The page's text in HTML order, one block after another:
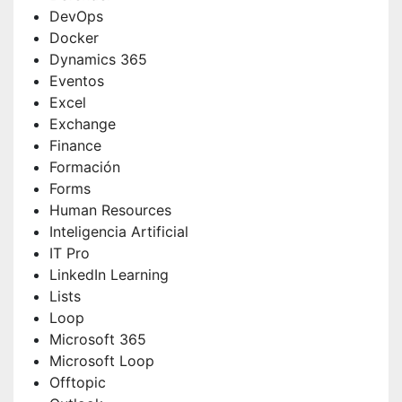
DevOps
Docker
Dynamics 365
Eventos
Excel
Exchange
Finance
Formación
Forms
Human Resources
Inteligencia Artificial
IT Pro
LinkedIn Learning
Lists
Loop
Microsoft 365
Microsoft Loop
Offtopic